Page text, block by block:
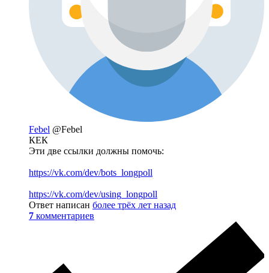
Febel @Febel
КЕК
Эти две ссылки должны помочь:
https://vk.com/dev/bots_longpoll
https://vk.com/dev/using_longpoll
Ответ написан более трёх лет назад
7 комментариев